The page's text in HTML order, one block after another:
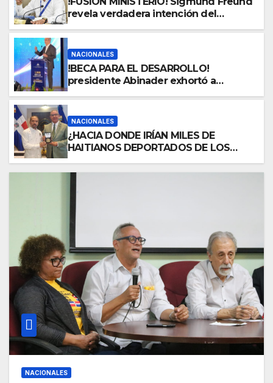
garante de derechos
revela verdadera intención del
profesores
NACIONALES
!BECA PARA EL DESARROLLO!
presidente Abinader exhortó a
embajadores de dominicanidad en
centros académicos donde cursarán
sus estudios
NACIONALES
¿HACIA DONDE IRÍAN MILES DE
HAITIANOS DEPORTADOS DE LOS
NACIONALES